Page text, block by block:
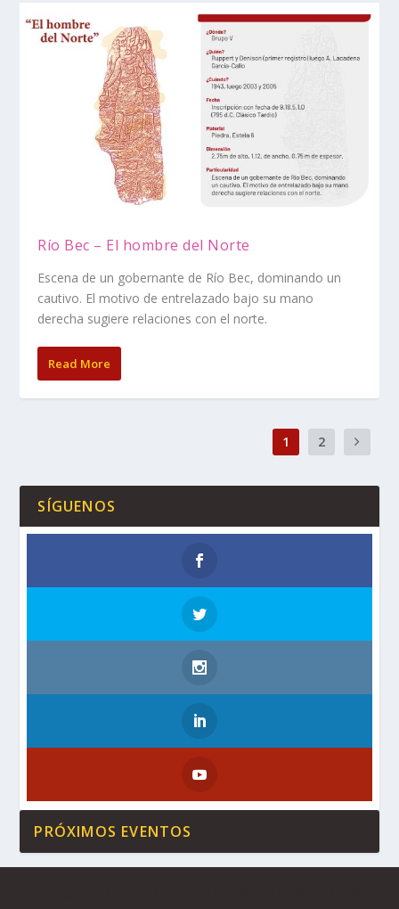
Río Bec – El hombre del Norte
Escena de un gobernante de Río Bec, dominando un
cautivo. El motivo de entrelazado bajo su mano
derecha sugiere relaciones con el norte.
Read More
1 2
SÍGUENOS
PRÓXIMOS EVENTOS